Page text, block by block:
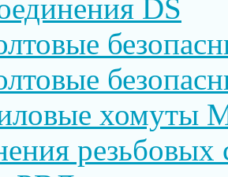
DS
хомуты
резьбовых